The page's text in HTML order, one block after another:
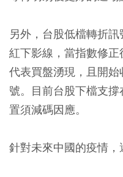
另外，台股低檔轉折
紅下影線，當指數修
代表買盤湧現，且開
號。目前台股下檔支
置須減碼因應。
針對未來中國的疫情，